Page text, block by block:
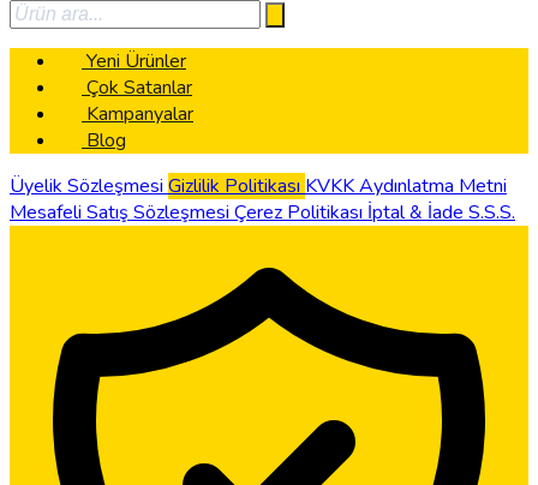
Yeni Ürünler
Çok Satanlar
Kampanyalar
Blog
Üyelik Sözleşmesi Gizlilik Politikası KVKK Aydınlatma Metni
Mesafeli Satış Sözleşmesi Çerez Politikası İptal & İade S.S.S.